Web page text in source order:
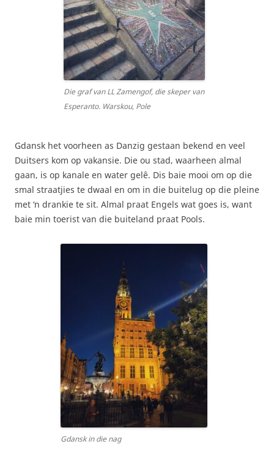
Die graf van LL Zamengof, die skeper van
Esperanto. Warskou, Pole
Gdansk het voorheen as Danzig gestaan bekend en veel
Duitsers kom op vakansie. Die ou stad, waarheen almal
gaan, is op kanale en water gelê. Dis baie mooi om op die
smal straatjies te dwaal en om in die buitelug op die pleine
met ‘n drankie te sit. Almal praat Engels wat goes is, want
baie min toerist van die buiteland praat Pools.
Gdansk in die nag